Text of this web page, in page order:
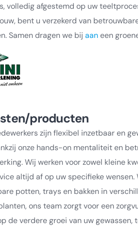
volledig afgestemd op uw
bent u verzekerd van
Samen dragen we bij aaneen
producten
zijn flexibel inzetbaar en
onze hands-on mentaliteit en
Wij werken voor zowel kleine
altijd af op uw specifieke
potten, trays en bakken in
ons team zorgt voor een
de verdere groei van uw